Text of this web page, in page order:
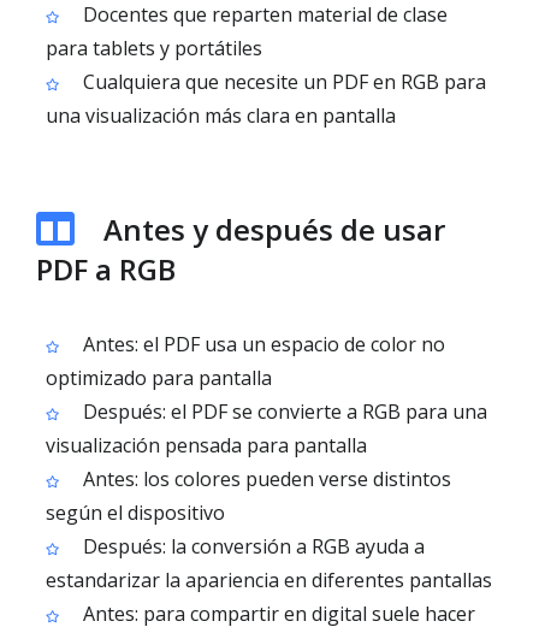
Docentes que reparten material de clase
para tablets y portátiles
Cualquiera que necesite un PDF en RGB para
una visualización más clara en pantalla
Antes y después de usar
PDF a RGB
Antes: el PDF usa un espacio de color no
optimizado para pantalla
Después: el PDF se convierte a RGB para una
visualización pensada para pantalla
Antes: los colores pueden verse distintos
según el dispositivo
Después: la conversión a RGB ayuda a
estandarizar la apariencia en diferentes pantallas
Antes: para compartir en digital suele hacer